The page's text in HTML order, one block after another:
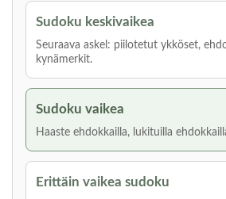
Sudoku keskivaikea
Seuraava askel: piilotetut ykköset,
kynämerkit.
Sudoku vaikea
Haaste ehdokkailla, lukituilla
Erittäin vaikea sudoku